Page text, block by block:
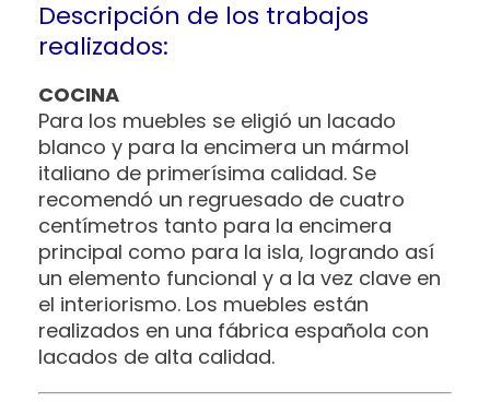
Descripción de los trabajos
realizados:
COCINA
Para los muebles se eligió un lacado
blanco y para la encimera un mármol
italiano de primerísima calidad. Se
recomendó un regruesado de cuatro
centímetros tanto para la encimera
principal como para la isla, logrando así
un elemento funcional y a la vez clave en
el interiorismo. Los muebles están
realizados en una fábrica española con
lacados de alta calidad.